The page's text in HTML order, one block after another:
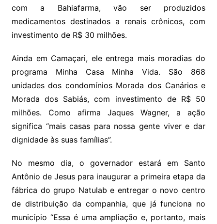
com a Bahiafarma, vão ser produzidos
medicamentos destinados a renais crônicos, com
investimento de R$ 30 milhões.
Ainda em Camaçari, ele entrega mais moradias do
programa Minha Casa Minha Vida. São 868
unidades dos condomínios Morada dos Canários e
Morada dos Sabiás, com investimento de R$ 50
milhões. Como afirma Jaques Wagner, a ação
significa “mais casas para nossa gente viver e dar
dignidade às suas famílias”.
No mesmo dia, o governador estará em Santo
Antônio de Jesus para inaugurar a primeira etapa da
fábrica do grupo Natulab e entregar o novo centro
de distribuição da companhia, que já funciona no
município “Essa é uma ampliação e, portanto, mais